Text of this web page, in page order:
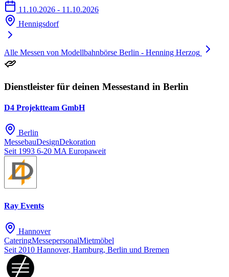
11.10.2026 - 11.10.2026
Hennigsdorf
Alle Messen von Modellbahnbörse Berlin - Henning Herzog
Dienstleister für deinen Messestand in Berlin
D4 Projektteam GmbH
Berlin
MessebauDesignDekoration
Seit 1993 6-20 MA Europaweit
Ray Events
Hannover
CateringMessepersonalMietmöbel
Seit 2010 Hannover, Hamburg, Berlin und Bremen